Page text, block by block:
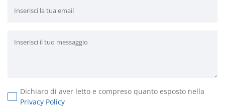
Dichiaro di aver letto e compreso quanto esposto nella
Privacy Policy